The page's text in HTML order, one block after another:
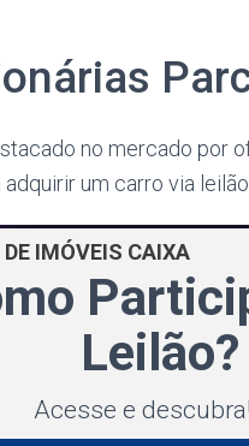
no mercado por
um carro via leilão.
IMÓVEIS CAIXA
Leilão?
Acesse e descubra!